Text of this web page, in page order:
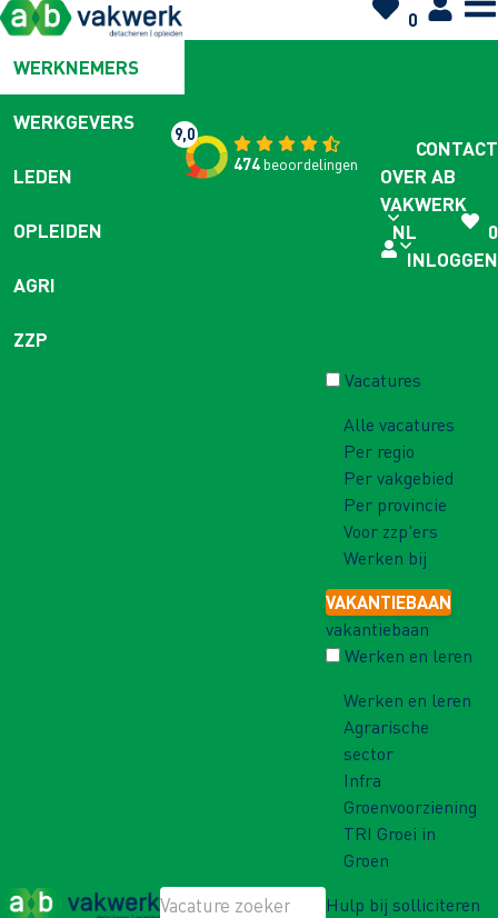
0
WERKNEMERS
WERKGEVERS
LEDEN
OPLEIDEN
AGRI
ZZP
9,0
474beoordelingen
CONTACT
OVER AB
VAKWERK
NL
0
INLOGGEN
Vacatures
Alle vacatures
Per regio
Per vakgebied
Per provincie
Voor zzp'ers
Werken bij
VAKANTIEBAAN
vakantiebaan
Werken en leren
Werken en leren
Agrarische
sector
Infra
Groenvoorziening
TRI Groei in
Groen
Hulp bij solliciteren